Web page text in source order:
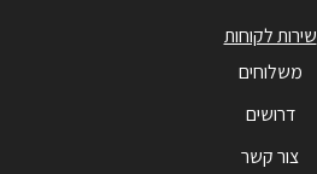
שירות לקוחות
משלוחים
דרושים
צור קשר